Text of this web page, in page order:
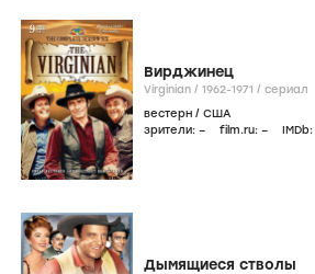
Вирджинец
Virginian / 1962-1971 / сериал
вестерн / США
зрители: – film.ru: – IMDb:
Дымящиеся стволы